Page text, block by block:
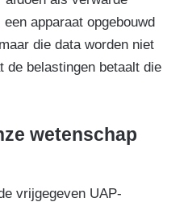
apparaat opgebouwd
die data worden niet
de belastingen betaalt die
wetenschap
vrijgegeven UAP-